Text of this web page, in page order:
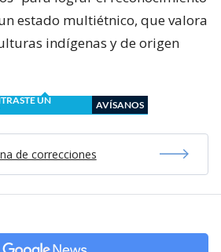
estado multiétnico, que valora
indígenas y de origen
UN
AVÍSANOS
de correcciones